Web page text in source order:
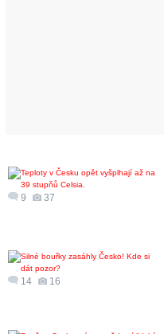
9 37
14 16